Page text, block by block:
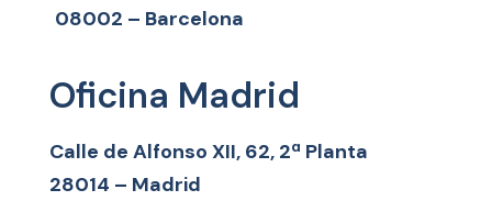
08002 – Barcelona
Oficina Madrid
Calle de Alfonso XII, 62, 2ª Planta
28014 – Madrid